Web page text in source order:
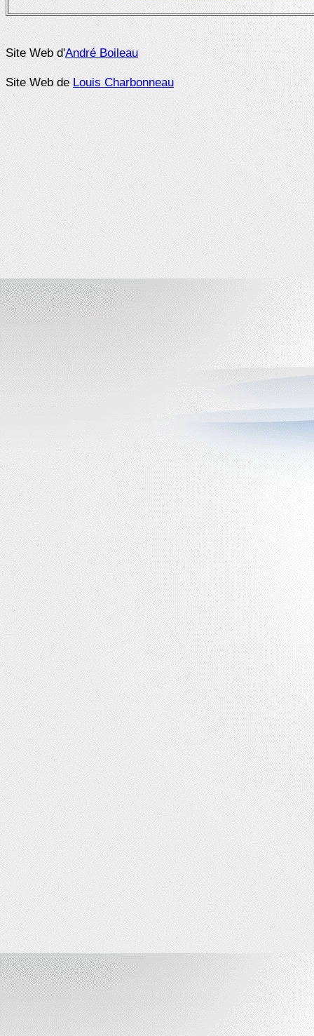
Site Web d'André Boileau
Site Web de Louis Charbonneau